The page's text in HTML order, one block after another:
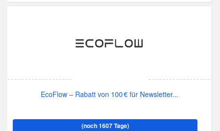
EcoFlow – Rabatt von 100 € für Newsletter...
(noch 1607 Tage)